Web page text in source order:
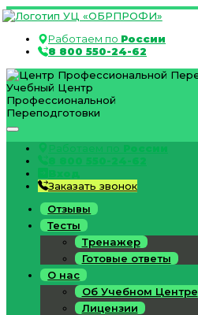
Работаем по России
8 800 550-24-62
Учебный Центр
Профессиональной
Переподготовки
Работаем по России
8 800 550-24-62
Вход
Заказать звонок
Отзывы
Тесты
Тренажер
Готовые ответы
О нас
Об Учебном Центре
Лицензии